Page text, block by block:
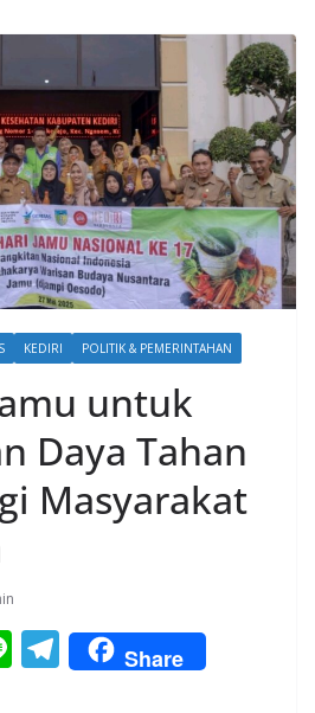
KEDIRI POLITIK & PEMERINTAHAN
untuk
Daya Tahan
Masyarakat
Li T
el
Share